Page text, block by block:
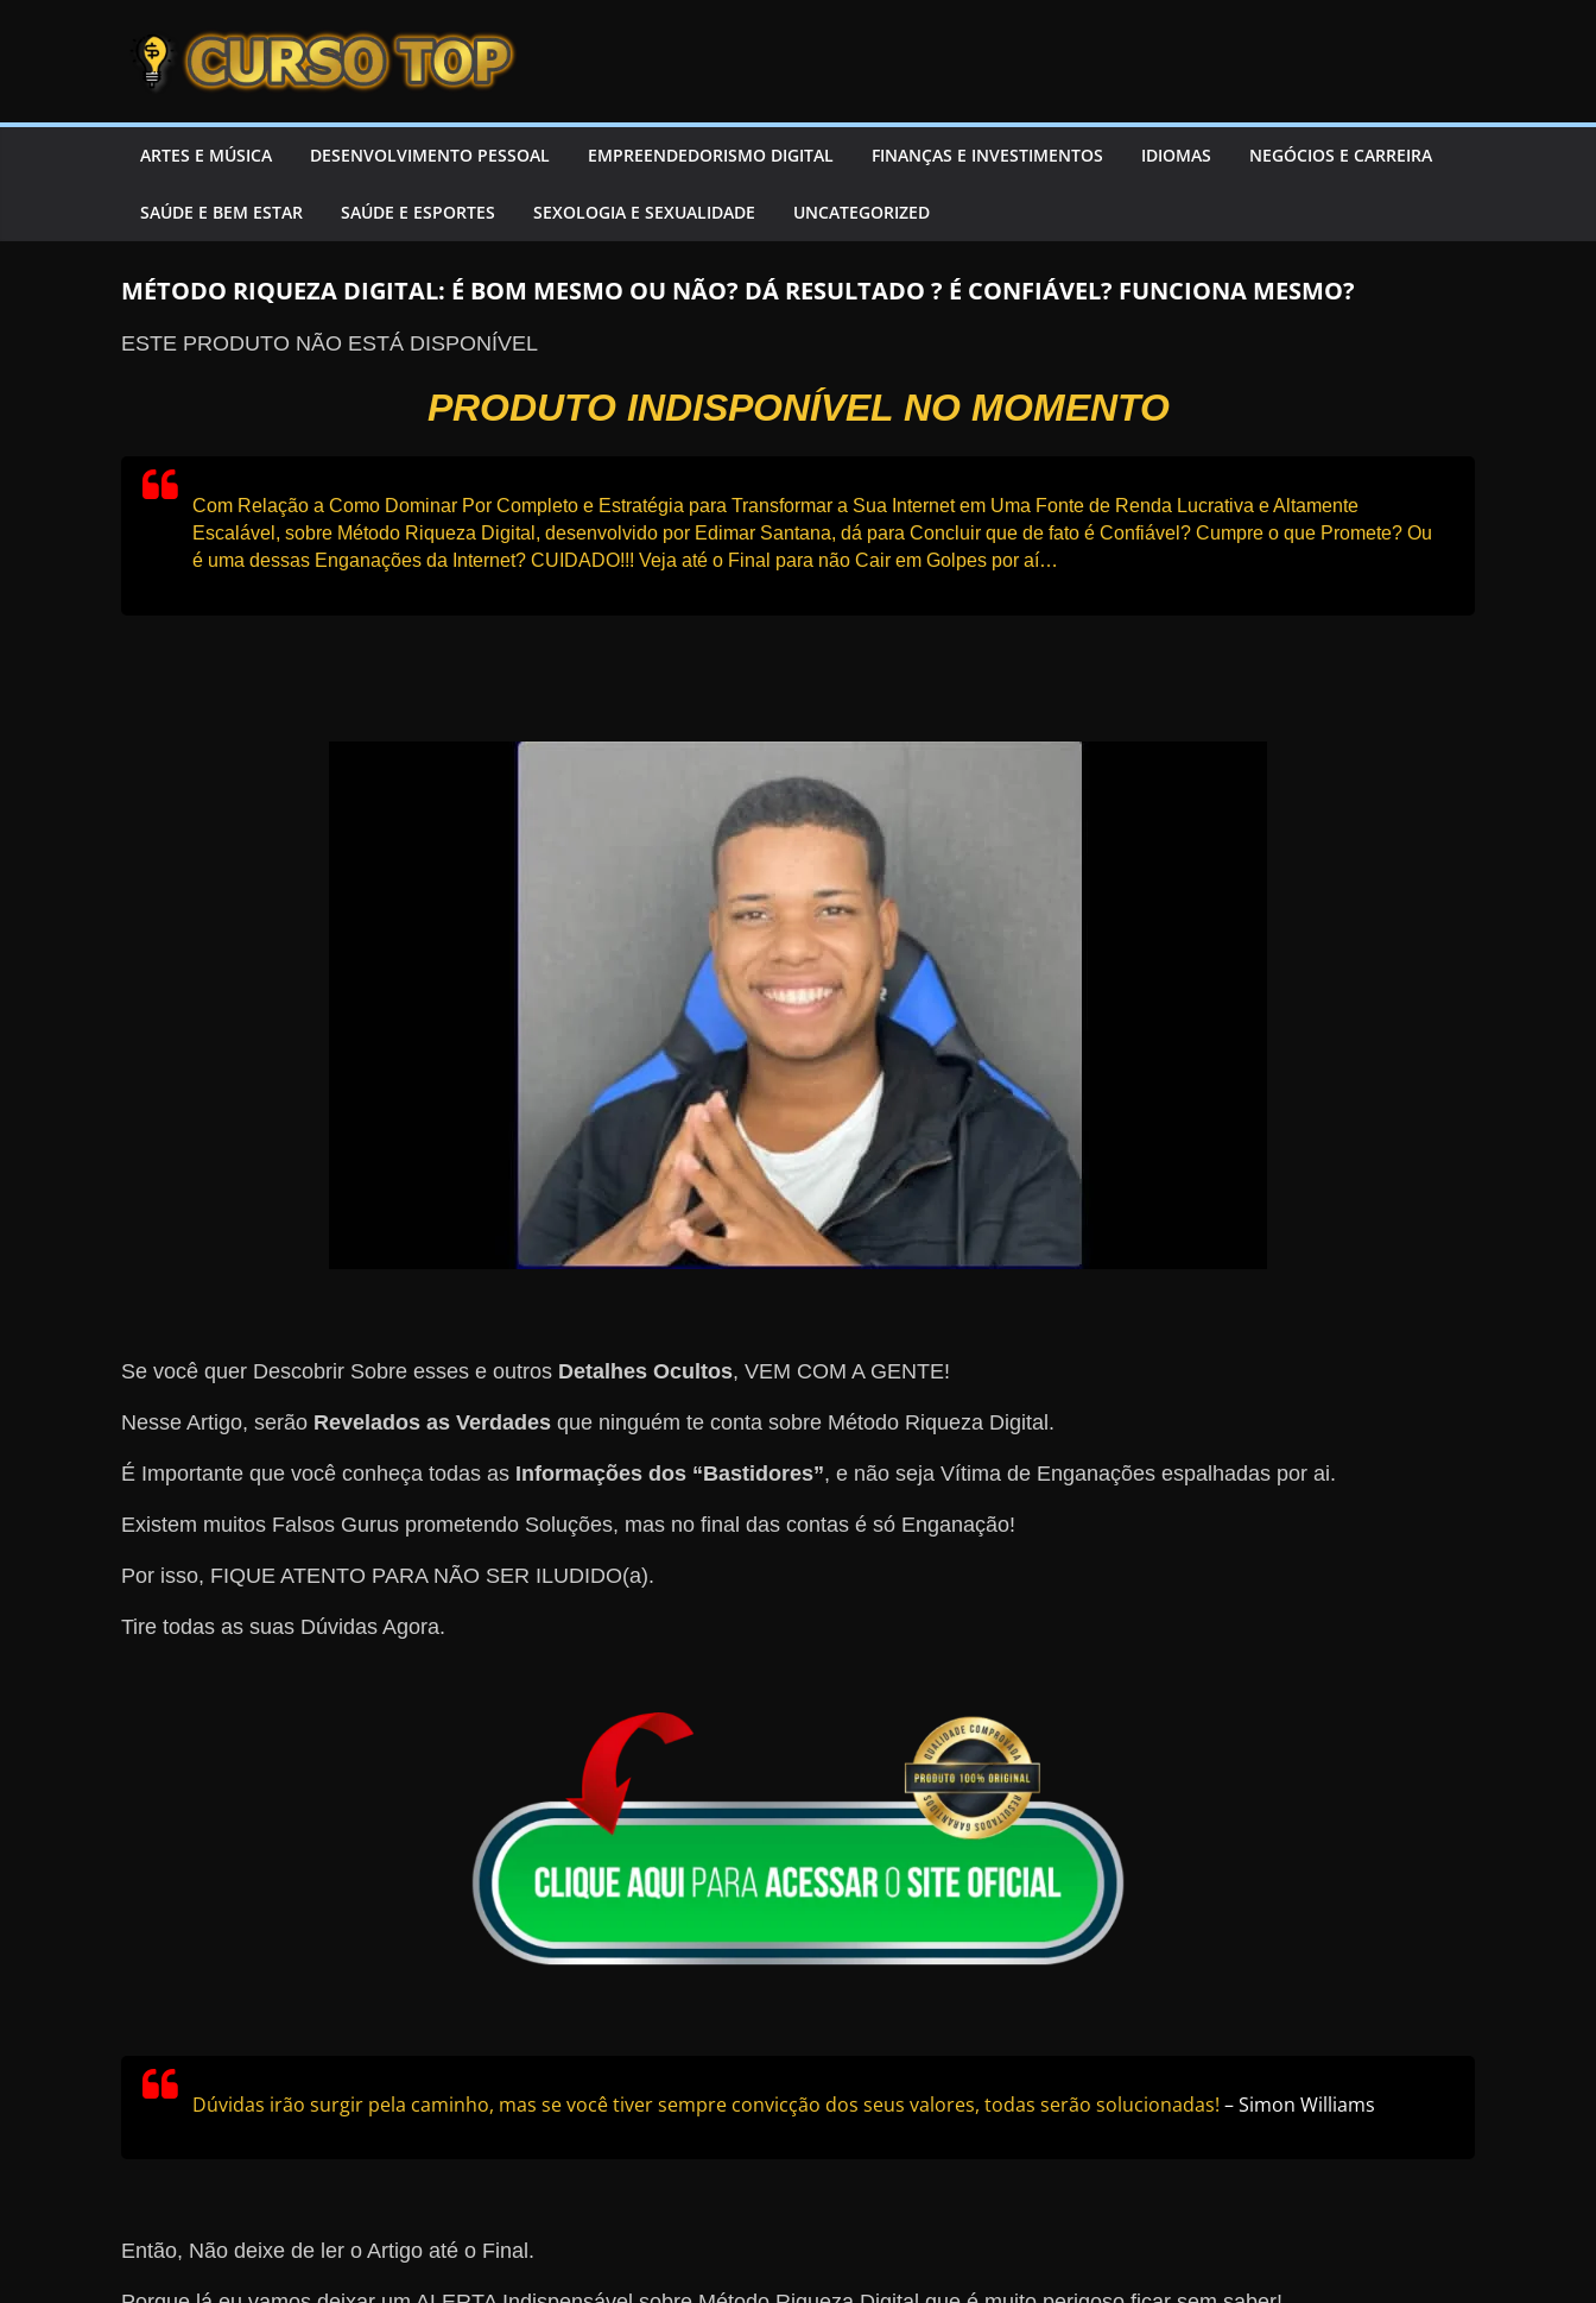
CURSOTOP
l
o
ARTES E MÚSICA DESENVOLVIMENTO PESSOAL EMPREENDEDORISMO DIGITAL FINANÇAS E INVESTIMENTOS IDIOMAS NEGÓCIOS E CARREIRA
SAÚDE E BEM ESTAR SAÚDE E ESPORTES SEXOLOGIA E SEXUALIDADE UNCATEGORIZED
MÉTODO RIQUEZA DIGITAL: É BOM MESMO OU NÃO? DÁ RESULTADO ? É CONFIÁVEL? FUNCIONA MESMO?
ESTE PRODUTO NÃO ESTÁ DISPONÍVEL
PRODUTO INDISPONÍVEL NO MOMENTO
Com Relação a Como Dominar Por Completo e Estratégia para Transformar a Sua Internet em Uma Fonte de Renda Lucrativa e Altamente
Escalável, sobre Método Riqueza Digital, desenvolvido por Edimar Santana, dá para Concluir que de fato é Confiável? Cumpre o que Promete? Ou
é uma dessas Enganações da Internet? CUIDADO!!! Veja até o Final para não Cair em Golpes por aí…
Se você quer Descobrir Sobre esses e outros Detalhes Ocultos, VEM COM A GENTE!
Nesse Artigo, serão Revelados as Verdades que ninguém te conta sobre Método Riqueza Digital.
É Importante que você conheça todas as Informações dos “Bastidores”, e não seja Vítima de Enganações espalhadas por ai.
Existem muitos Falsos Gurus prometendo Soluções, mas no final das contas é só Enganação!
Por isso, FIQUE ATENTO PARA NÃO SER ILUDIDO(a).
Tire todas as suas Dúvidas Agora.
Dúvidas irão surgir pela caminho, mas se você tiver sempre convicção dos seus valores, todas serão solucionadas! – Simon Williams
Então, Não deixe de ler o Artigo até o Final.